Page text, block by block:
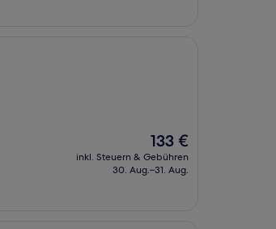
Der
Preis
beträgt
133 €
inkl. Steuern & Gebühren
30. Aug.–31. Aug.